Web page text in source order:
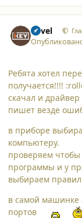
Pavel
Ребята хотел
получается!!!!
скачал и
пишет везде
в приборе
компьютеру.
проверяем чтобы
программы и у
выбираем
в самой машинке
портов